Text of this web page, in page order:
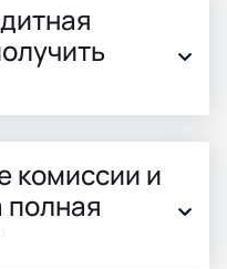
комиссии и
полная